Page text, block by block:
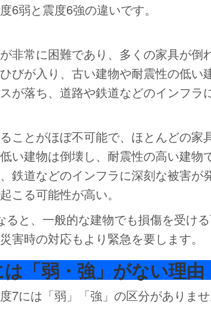
6弱と震度6強の違いです。
非常に困難であり、多くの家具が倒
びが入り、古い建物や耐震性の低い
が落ち、道路や鉄道などのインフラ
ことがほぼ不可能で、ほとんどの家
い建物は倒壊し、耐震性の高い建物
鉄道などのインフラに深刻な被害
こる可能性が高い。
ると、一般的な建物でも損傷を受け
害時の対応もより緊急を要します。
「弱・強」がない理由
7には「弱」「強」の区分がありませ